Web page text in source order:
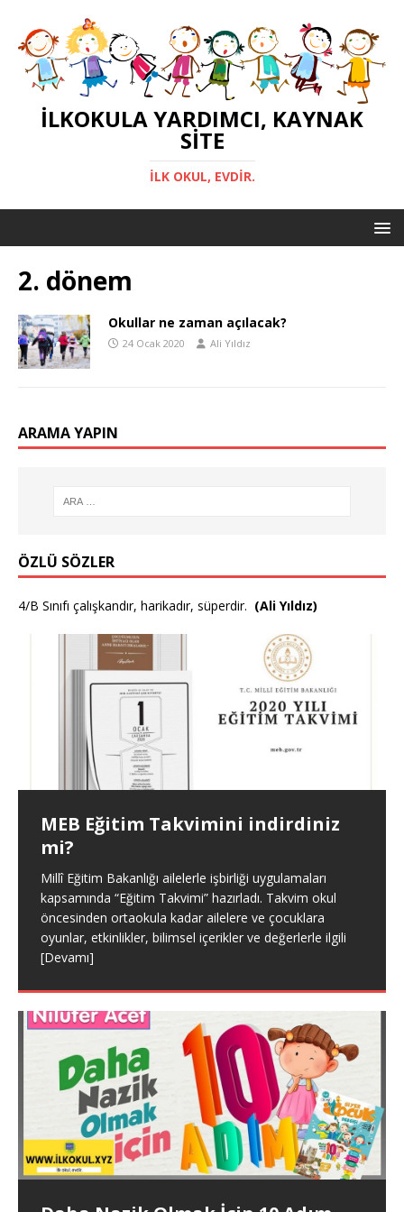
İLKOKULA YARDIMCI, KAYNAK
SITE
İLK OKUL, EVDIR.
2. dönem
Okullar ne zaman açılacak?
24 Ocak 2020 Ali Yıldız
ARAMA YAPIN
ÖZLÜ SÖZLER
4/B Sınıfı çalışkandır, harikadır, süperdir. (Ali Yıldız)
MEB Eğitim Takvimini indirdiniz
mi?
Millî Eğitim Bakanlığı ailelerle işbirliği uygulamaları
kapsamında “Eğitim Takvimi” hazırladı. Takvim okul
öncesinden ortaokula kadar ailelere ve çocuklara
oyunlar, etkinlikler, bilimsel içerikler ve değerlerle ilgili
[Devamı]
Okullar ne zaman açılacak?
2019-2020 Eğitim öğretim yılının 1. dönemi 17 Ocak
2020 Cuma günü öğrencilerin karne almasıyla sona
erdi. Böylelikle 16 günlük yarı yıl tatiline girilmiş oldu. 2.
[Devamı]
Çocuklara Olumlu Örnek Olmak